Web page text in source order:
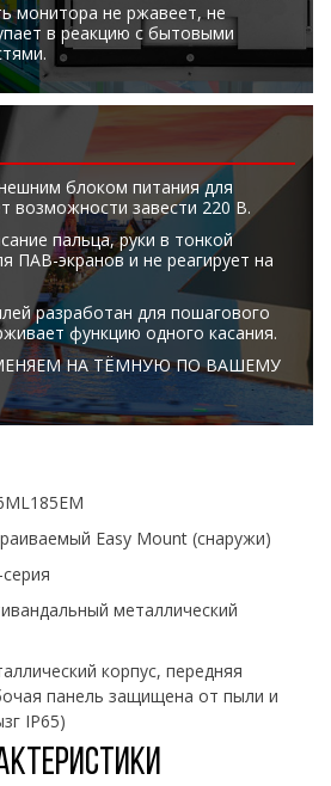
монитора не ржавеет, не
в реакцию с бытовыми
блоком питания для
возможности завести 220 В.
пальца, руки в тонкой
ПАВ-экранов и не реагирует на
разработан для пошагового
функцию одного касания.
НА ТЁМНУЮ ПО ВАШЕМУ
Easy Mount (снаружи)
металлический
корпус, передняя
панель защищена от пыли и
IP65)